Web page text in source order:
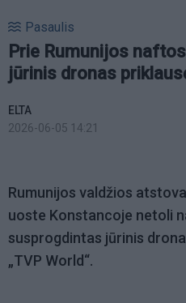
Pasaulis
Prie Rumunijos
jūrinis dronas
ELTA
2026-06-05 14:21
Rumunijos valdžios
uoste Konstancoje netoli
susprogdintas jūrinis
„TVP World“.